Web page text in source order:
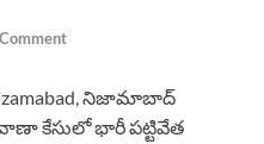
నిజామాబాద్
కేసులో భారీ పట్టివేత